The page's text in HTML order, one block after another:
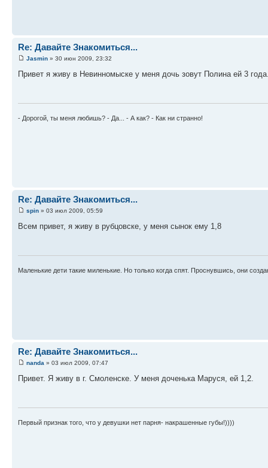
Re: Давайте Знакомиться...
Jasmin » 30 июн 2009, 23:32
Привет я живу в Невинномыске у меня дочь зовут Полина ей 3
- Дорогой, ты меня любишь? - Да... - А как? - Как ни странно!
Re: Давайте Знакомиться...
spin » 03 июл 2009, 05:59
Всем привет, я живу в рубцовске, у меня сынок ему 1,8
Маленькие дети такие миленькие. Но только когда спят. Проснувшись, они
Re: Давайте Знакомиться...
nanda » 03 июл 2009, 07:47
Привет. Я живу в г. Смоленске. У меня доченька Маруся, ей 1,2.
Первый признак того, что у девушки нет парня- накрашенные губы!))))